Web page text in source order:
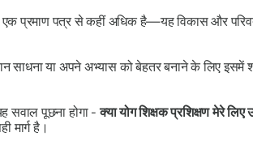
प्रमाण पत्र से कहीं अधिक है—यह विकास और
साधना या अपने अभ्यास को बेहतर बनाने के लिए इसमें
सवाल पूछना होगा -क्या योग शिक्षक प्रशिक्षण मेरे
मार्ग है।